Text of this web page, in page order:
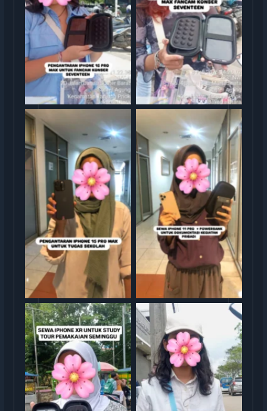
Serah Terima Sewa iPhone
TransGO
13 Pro Max Konser
Seventeen
Serag Terima Sewa iPhone
15 Pro Max TransGO
Serah Terima Sewa iPhone
11 Pro TransGO
Serah Terima Sewa iPhone
TransGO
Serah Terima Sewa iPhone
XR Konser Seventeen